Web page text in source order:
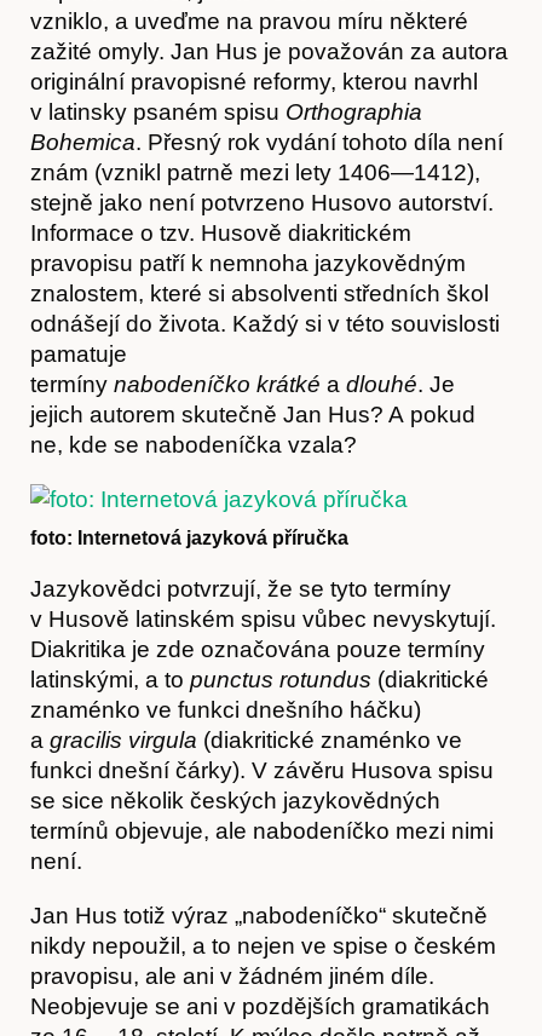
Články
Časopis
Hostcast
vzniklo, a uveďme na pravou míru některé
zažité omyly. Jan Hus je považován za autora
originální pravopisné reformy, kterou navrhl
v latinsky psaném spisu Orthographia
Bohemica. Přesný rok vydání tohoto díla není
znám (vznikl patrně mezi lety 1406—1412),
stejně jako není potvrzeno Husovo autorství.
Informace o tzv. Husově diakritickém
pravopisu patří k nemnoha jazykovědným
znalostem, které si absolventi středních škol
odnášejí do života. Každý si v této souvislosti
pamatuje
termíny nabodeníčko krátké a dlouhé. Je
jejich autorem skutečně Jan Hus? A pokud
ne, kde se nabodeníčka vzala?
foto: Internetová jazyková příručka
Jazykovědci potvrzují, že se tyto termíny
v Husově latinském spisu vůbec nevyskytují.
Diakritika je zde označována pouze termíny
latinskými, a to punctus rotundus (diakritické
znaménko ve funkci dnešního háčku)
a gracilis virgula (diakritické znaménko ve
funkci dnešní čárky). V závěru Husova spisu
se sice několik českých jazykovědných
termínů objevuje, ale nabodeníčko mezi nimi
není.
Jan Hus totiž výraz „nabodeníčko“ skutečně
nikdy nepoužil, a to nejen ve spise o českém
pravopisu, ale ani v žádném jiném díle.
Neobjevuje se ani v pozdějších gramatikách